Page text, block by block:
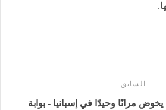
السابق
مرانًا وحيدًا في إسبانيا - بوابة